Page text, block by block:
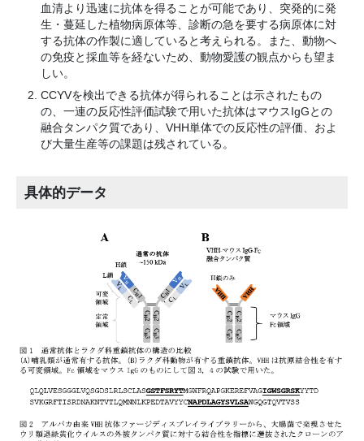
血清より迅速に抗体を得ることが可能であり、突発的に発
生・蔓延した植物病原体等、診断の急を要する病原体に対
する抗体の作製に適していると考えられる。また、動物へ
の免疫と採血等を経ないため、動物愛護の観点からも望ま
しい。
CCYVを検出できる抗体が得られることは示されたもの
の、一連の反応性評価試験で用いた抗体はマウスIgGとの
融合タンパク質であり、VHH単体での反応性の評価、およ
び大量生産等の課題は残されている。
具体的データ